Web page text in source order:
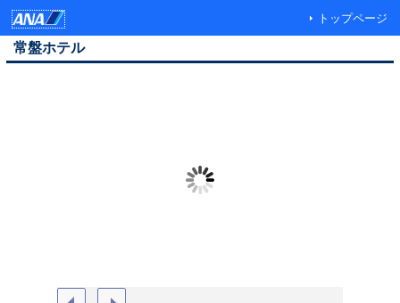
トップページ
常盤ホテル